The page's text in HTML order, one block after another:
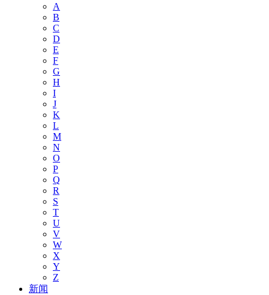
A
B
C
D
E
F
G
H
I
J
K
L
M
N
O
P
Q
R
S
T
U
V
W
X
Y
Z
新闻